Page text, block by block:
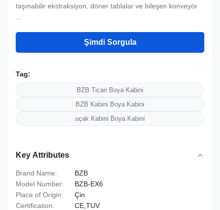
taşınabilir ekstraksiyon, döner tablalar ve bileşen konveyör
Şimdi Sorgula
Tag:
BZB Ticari Boya Kabini
BZB Kabini Boya Kabini
uçak Kabini Boya Kabini
Key Attributes
Brand Name:
BZB
Model Number:
BZB-EX6
Place of Origin:
Çin
Certification:
CE,TUV